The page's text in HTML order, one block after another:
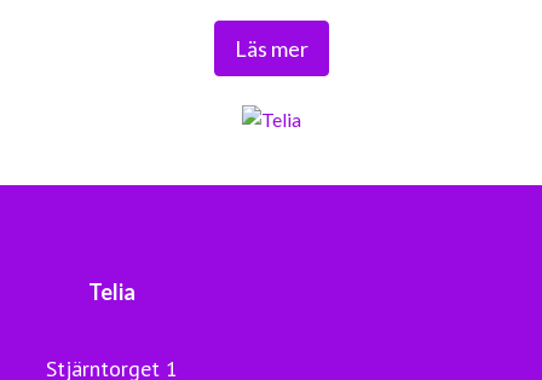
Läs mer
verksamheter. Vi möjliggör digitaliseringens kraft i
vardagen och är en del av Sveriges totalförsvar. Med
transportnätet och ett mobilnät i världsklass skapar vi en
Tryggt, hållbart och säkert. Det är Telia.
Telia
Stjärntorget 1